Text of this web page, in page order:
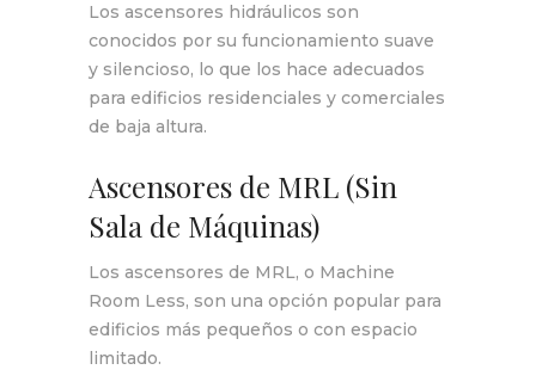
Los ascensores hidráulicos son
conocidos por su funcionamiento suave
y silencioso, lo que los hace adecuados
para edificios residenciales y comerciales
de baja altura.
Ascensores de MRL (Sin
Sala de Máquinas)
Los ascensores de MRL, o Machine
Room Less, son una opción popular para
edificios más pequeños o con espacio
limitado.